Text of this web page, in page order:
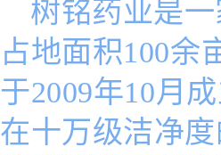
树铭药业是
占地面积100余
于2009年10月
在十万级洁净